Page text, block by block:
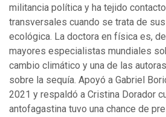
militancia política y ha tejido
transversales cuando se trata de
ecológica. La doctora en física es,
mayores especialistas mundiales
cambio climático y una de las
sobre la sequía. Apoyó a Gabriel
2021 y respaldó a Cristina Dorador
antofagastina tuvo una chance de